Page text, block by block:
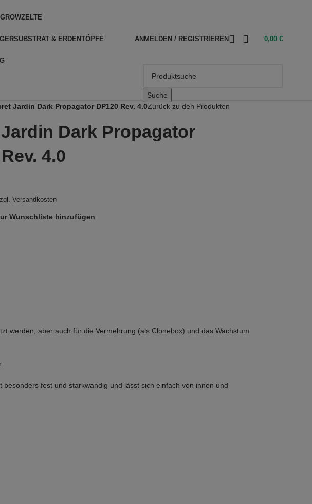
GROWZELTE
SUBSTRAT & ERDENTÖPFE ANMELDEN / REGISTRIEREN 0,00 €
Suche
Jardin Dark Propagator DP120 Rev. 4.0Zurück zu den Produkten
Dark Propagator
4.0
Versandkosten
Wunschliste hinzufügen
werden, aber auch für die Vermehrung (als Clonebox) und das Wachstum
fest und starkwandig und lässt sich einfach von innen und